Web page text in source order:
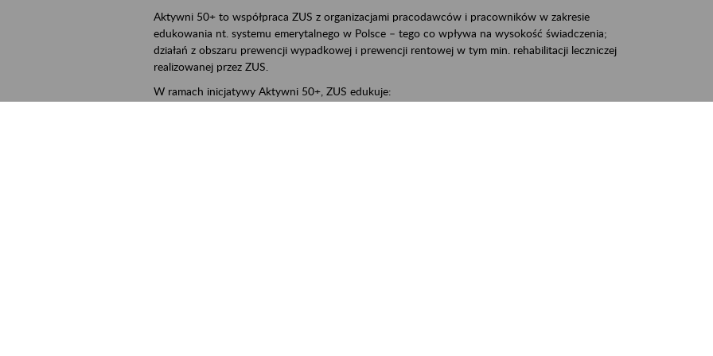
Aktywni 50+ to współpraca ZUS z organizacjami pracodawców i pracowników w zakresie
edukowania nt. systemu emerytalnego w Polsce – tego co wpływa na wysokość świadczenia;
działań z obszaru prewencji wypadkowej i prewencji rentowej w tym min. rehabilitacji leczniczej
realizowanej przez ZUS.
W ramach inicjatywy Aktywni 50+, ZUS edukuje: